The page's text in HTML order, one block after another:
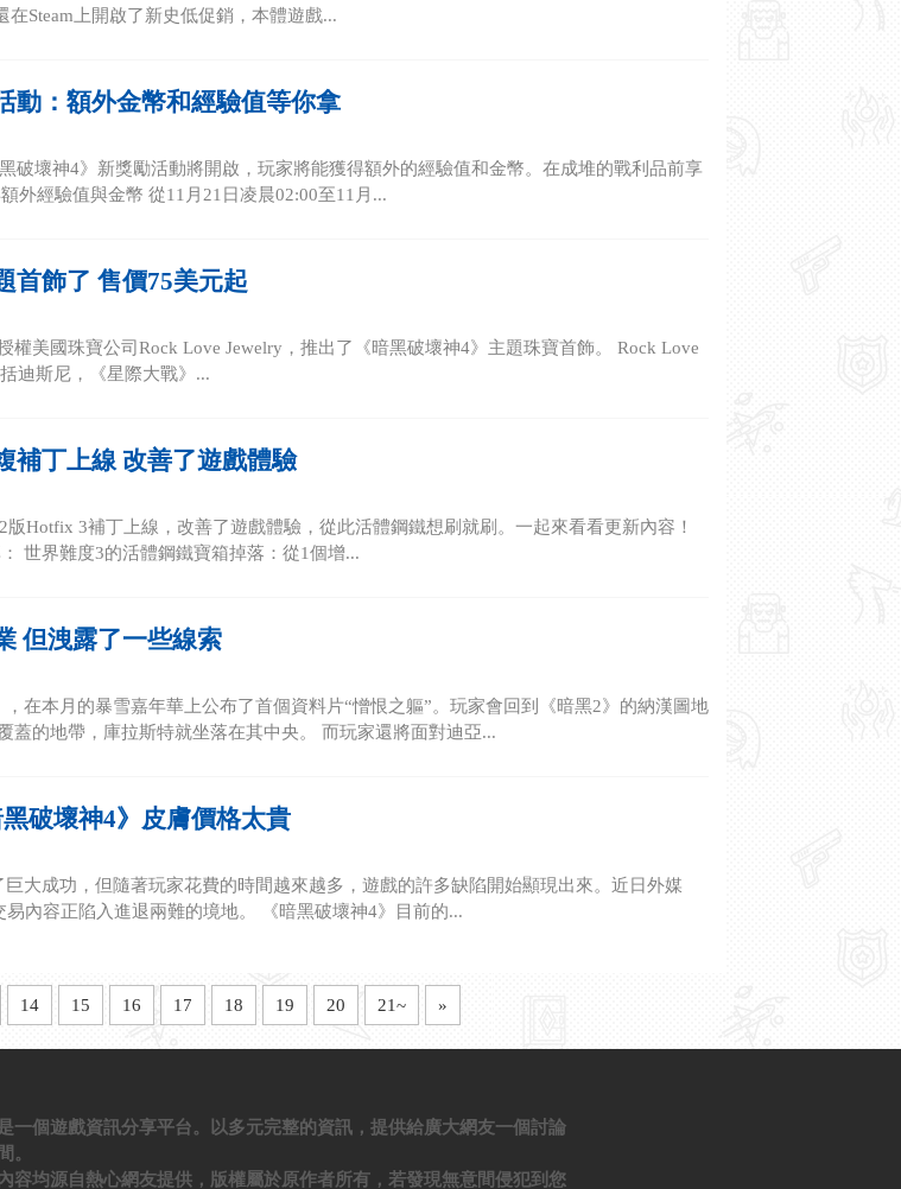
Steam上開啟了新史低促銷，本體遊戲...
動：額外金幣和經驗值等你拿
破壞神4》新獎勵活動將開啟，玩家將能獲得額外的經驗值和金幣。在成堆的戰利品前享
外經驗值與金幣 從11月21日凌晨02:00至11月...
首飾了 售價75美元起
權美國珠寶公司Rock Love Jewelry，推出了《暗黑破壞神4》主題珠寶首飾。 Rock Love
迪斯尼，《星際大戰》...
補丁上線 改善了遊戲體驗
Hotfix 3補丁上線，改善了遊戲體驗，從此活體鋼鐵想刷就刷。一起來看看更新內容！
世界難度3的活體鋼鐵寶箱掉落：從1個增...
但洩露了一些線索
在本月的暴雪嘉年華上公布了首個資料片“憎恨之軀”。玩家會回到《暗黑2》的納漢圖地
蓋的地帶，庫拉斯特就坐落在其中央。 而玩家還將面對迪亞...
破壞神4》皮膚價格太貴
大成功，但隨著玩家花費的時間越來越多，遊戲的許多缺陷開始顯現出來。近日外媒
易內容正陷入進退兩難的境地。 《暗黑破壞神4》目前的...
14 15 16 17 18 19 20 21~ »
一個遊戲資訊分享平台。以多元完整的資訊，提供給廣大網友一個討論
。
容均源自熱心網友提供，版權屬於原作者所有，若發現無意間侵犯到您